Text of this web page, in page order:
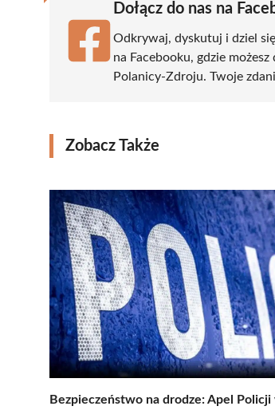
Dołącz do nas na
Odkrywaj, dyskutuj i dziel się
na Facebooku, gdzie
Polanicy-Zdroju. Twoje
Zobacz Także
Bezpieczeństwo na drodze: Apel Policji